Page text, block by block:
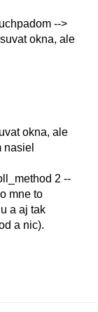
-->
okna, ale
okna, ale
nasiel
2 --
mne to
a aj tak
a nic).